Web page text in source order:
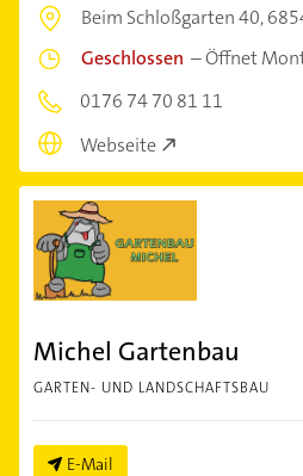
Beim Schloßgarten 40,
Geschlossen –Öffnet
0176 74 70 81 11
Webseite
Michel Gartenbau
GARTEN- UND LANDSCHAFTSBAU
E-Mail